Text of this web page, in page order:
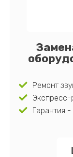
Ремонт
Экспресс-
Гарантия -